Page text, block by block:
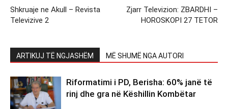
Shkruaje ne Akull – Revista
Televizive 2
Zjarr Televizion: ZBARDHI –
HOROSKOPI 27 TETOR
ARTIKUJ TË NGJASHËM MË SHUMË NGA AUTORI
Riformatimi i PD, Berisha: 60% janë të
rinj dhe gra në Këshillin Kombëtar